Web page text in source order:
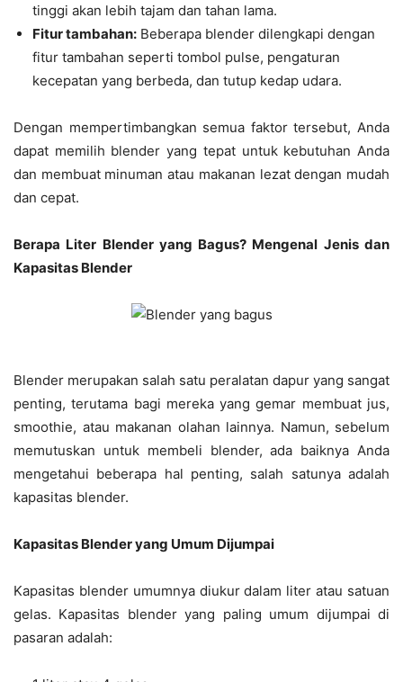
tinggi akan lebih tajam dan tahan lama.
Fitur tambahan: Beberapa blender dilengkapi dengan
fitur tambahan seperti tombol pulse, pengaturan
kecepatan yang berbeda, dan tutup kedap udara.
Dengan mempertimbangkan semua faktor tersebut, Anda
dapat memilih blender yang tepat untuk kebutuhan Anda
dan membuat minuman atau makanan lezat dengan mudah
dan cepat.
Berapa Liter Blender yang Bagus? Mengenal Jenis dan
Kapasitas Blender
Blender merupakan salah satu peralatan dapur yang sangat
penting, terutama bagi mereka yang gemar membuat jus,
smoothie, atau makanan olahan lainnya. Namun, sebelum
memutuskan untuk membeli blender, ada baiknya Anda
mengetahui beberapa hal penting, salah satunya adalah
kapasitas blender.
Kapasitas Blender yang Umum Dijumpai
Kapasitas blender umumnya diukur dalam liter atau satuan
gelas. Kapasitas blender yang paling umum dijumpai di
pasaran adalah: